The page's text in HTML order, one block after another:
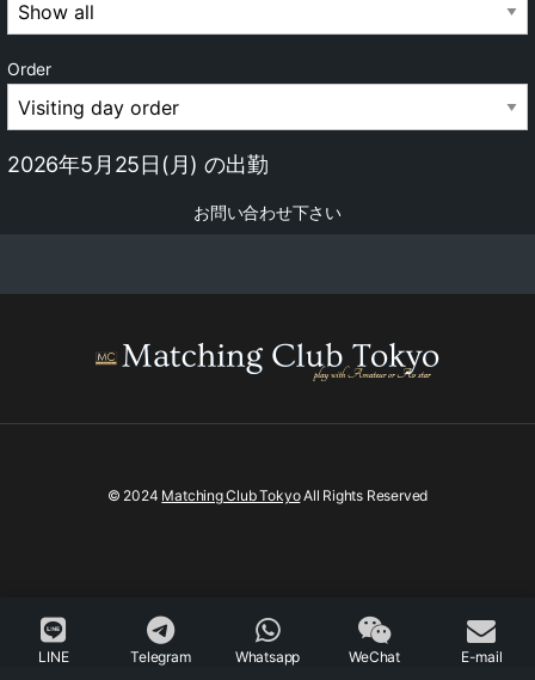
Order
2026年5月25日(月) の出勤
お問い合わせ下さい
© 2024 Matching Club TokyoAll Rights Reserved
LINE Telegram Whatsapp WeChat E-mail